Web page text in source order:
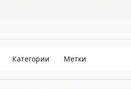
Категории Метки